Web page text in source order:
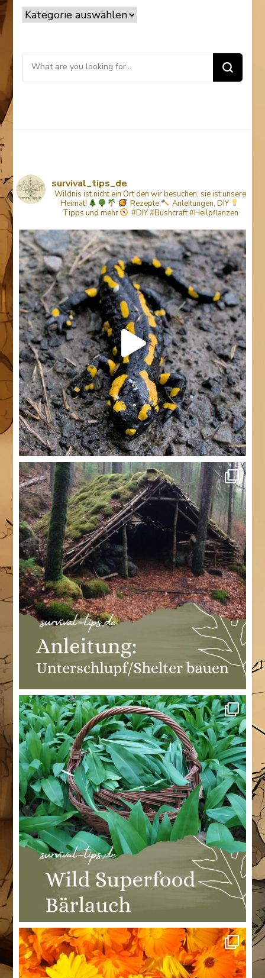
Kategorien
Looking
for
survival_tips_de
Wildnis ist nicht ein Ort den wir besuchen, sie ist unsere
Heimat!
Rezepte
Anleitungen, DIY
Tipps und mehr #DIY #Bushcraft #Heilpflanzen